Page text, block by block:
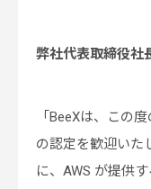
弊社代表取締役社
「BeeXは、この
の認定を歓迎いた
に、AWS が提供